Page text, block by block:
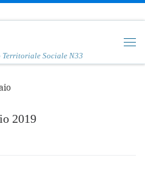
Territoriale Sociale N33
2019